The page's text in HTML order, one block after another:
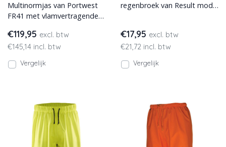
Multinormjas van Portwest
FR41 met vlamvertragende
regenjas is leverbaa
€119,95 excl. btw
€145,14 incl. btw
Vergelijk
regenbroek van Result model
€17,95 excl. btw
€21,72 incl. btw
Vergelijk